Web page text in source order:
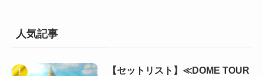
人気記事
【セットリスト】≪DOME TOUR